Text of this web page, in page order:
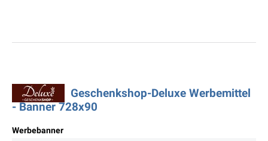
Geschenkshop-Deluxe Werbemittel
- Banner 728x90
Werbebanner